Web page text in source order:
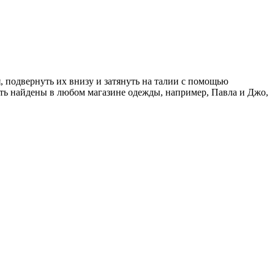
их внизу и затянуть на талии с помощью
найдены в любом магазине одежды, например, Павла и Джо,